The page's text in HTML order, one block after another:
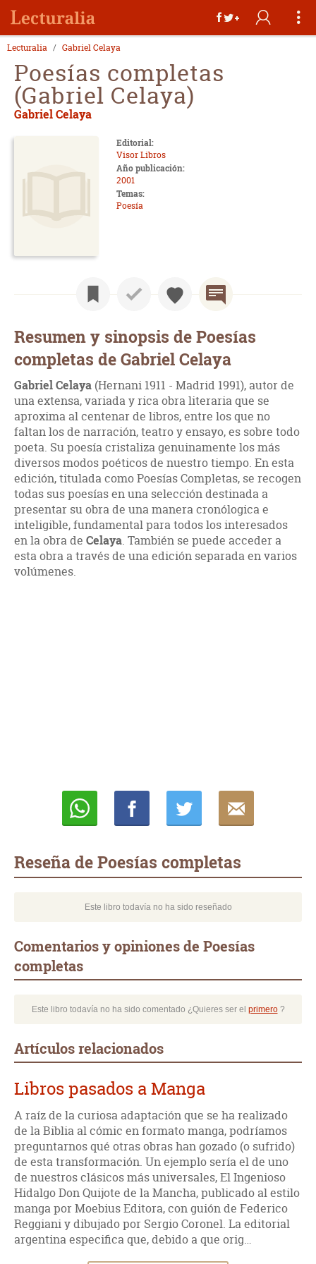
Lecturalia Gabriel Celaya
Poesías completas
(Gabriel Celaya)
Gabriel Celaya
Editorial:
Visor Libros
Año publicación:
2001
Temas:
Poesía
Resumen y sinopsis de Poesías
completas de Gabriel Celaya
Gabriel Celaya (Hernani 1911 - Madrid 1991), autor de
una extensa, variada y rica obra literaria que se
aproxima al centenar de libros, entre los que no
faltan los de narración, teatro y ensayo, es sobre todo
poeta. Su poesía cristaliza genuinamente los más
diversos modos poéticos de nuestro tiempo. En esta
edición, titulada como Poesías Completas, se recogen
todas sus poesías en una selección destinada a
presentar su obra de una manera cronólogica e
inteligible, fundamental para todos los interesados
en la obra de Celaya. También se puede acceder a
esta obra a través de una edición separada en varios
volúmenes.
Reseña de Poesías completas
Este libro todavía no ha sido reseñado
Comentarios y opiniones de Poesías
completas
Este libro todavía no ha sido comentado ¿Quieres ser el primero?
Artículos relacionados
Libros pasados a Manga
A raíz de la curiosa adaptación que se ha realizado
de la Biblia al cómic en formato manga, podríamos
preguntarnos qué otras obras han gozado (o sufrido)
de esta transformación. Un ejemplo sería el de uno
de nuestros clásicos más universales, El Ingenioso
Hidalgo Don Quijote de la Mancha, publicado al estilo
manga por Moebius Editora, con guión de Federico
Reggiani y dibujado por Sergio Coronel. La editorial
argentina especifica que, debido a que orig…